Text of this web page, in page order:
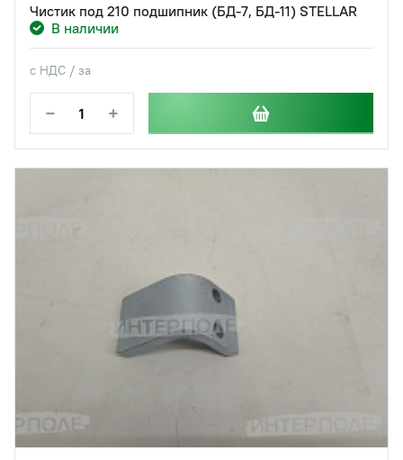
Чистик под 210 подшипник (БД-7, БД-11) STELLAR
В наличии
с НДС / за
− +